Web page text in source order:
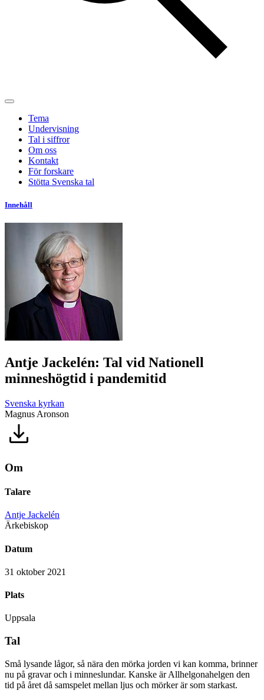
Tema
Undervisning
Tal i siffror
Om oss
Kontakt
För forskare
Stötta Svenska tal
Innehåll
Antje Jackelén: Tal vid Nationell
minneshögtid i pandemitid
Svenska kyrkan
Magnus Aronson
Om
Talare
Antje Jackelén
Ärkebiskop
Datum
31 oktober 2021
Plats
Uppsala
Tal
Små lysande lågor, så nära den mörka jorden vi kan komma, brinner
nu på gravar och i minneslundar. Kanske är Allhelgonahelgen den
tid på året då samspelet mellan ljus och mörker är som starkast.